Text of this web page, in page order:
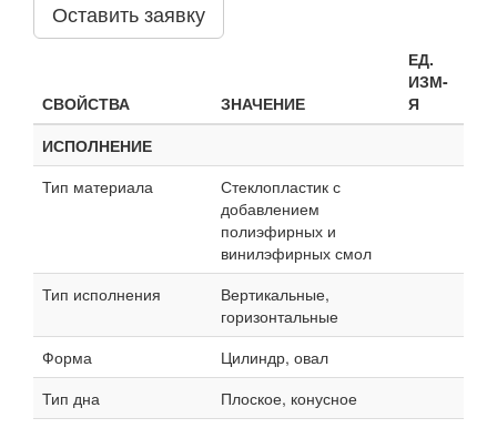
Оставить заявку
СВОЙСТВА ЗНАЧЕНИЕ
ЕД.
ИЗМ-
Я
ИСПОЛНЕНИЕ
Тип материала
Стеклопластик с
добавлением
полиэфирных и
винилэфирных смол
Тип исполнения
Вертикальные,
горизонтальные
Форма
Цилиндр, овал
Тип дна
Плоское, конусное